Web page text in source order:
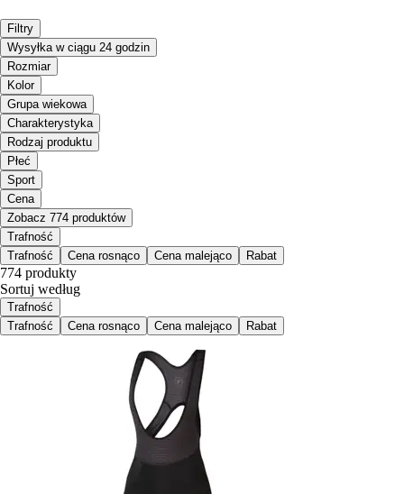
Filtry
Wysyłka w ciągu 24 godzin
Rozmiar
Kolor
Grupa wiekowa
Charakterystyka
Rodzaj produktu
Płeć
Sport
Cena
Zobacz 774 produktów
Trafność
Trafność
Cena rosnąco Cena malejąco Rabat
774 produkty
Sortuj według
Trafność
Trafność
Cena rosnąco Cena malejąco Rabat